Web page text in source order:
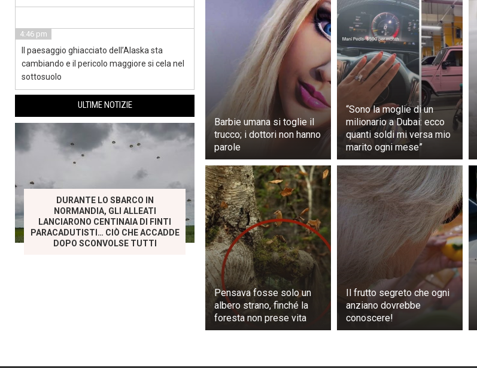
Barbie umana si toglie il
trucco; i dottori non hanno
parole
“Sono la moglie di un
milionario a Dubai: ecco
quanti soldi mi versa mio
marito ogni mese”
Pensava fosse solo un
albero strano, finché la
foresta non prese vita
Il frutto segreto che ogni
anziano dovrebbe
conoscere!
4:46 pm
Il paesaggio ghiacciato dell’Alaska sta
cambiando e il pericolo maggiore si cela nel
sottosuolo
ULTIME NOTIZIE
DURANTE LO SBARCO IN
NORMANDIA, GLI ALLEATI
LANCIARONO CENTINAIA DI FINTI
PARACADUTISTI… CIÒ CHE ACCADDE
DOPO SCONVOLSE TUTTI